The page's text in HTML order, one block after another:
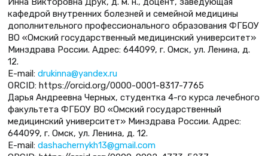
кафедрой внутренних болезней и семейной медицины
дополнительного профессионального образования ФГБОУ
ВО «Омский государственный медицинский университет»
Минздрава России. Адрес: 644099, г. Омск, ул. Ленина, д.
12.
E-mail: drukinna@yandex.ru
ORCID: https://orcid.org/0000-0001-8317-7765
Дарья Андреевна Черных, студентка 4-го курса лечебного
факультета ФГБОУ ВО «Омский государственный
медицинский университет» Минздрава России. Адрес:
644099, г. Омск, ул. Ленина, д. 12.
E-mail: dashachernykh13@gmail.com